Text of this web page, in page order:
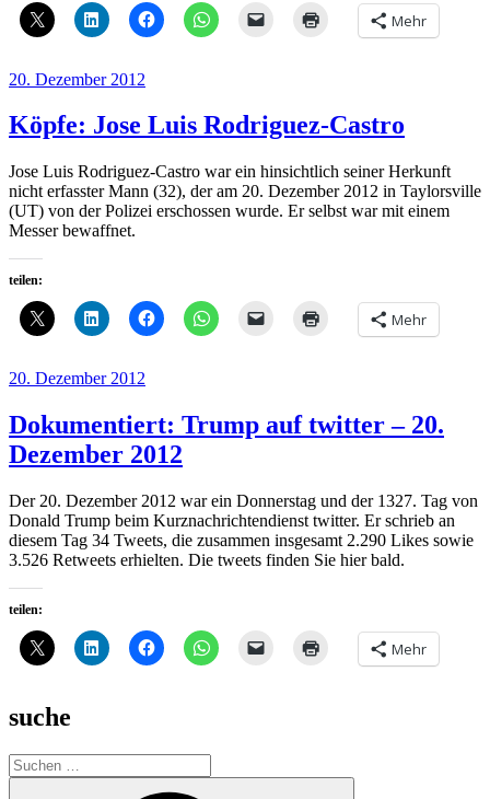
Mehr
Veröffentlicht
20. Dezember 2012
Köpfe: Jose Luis Rodriguez-Castro
Jose Luis Rodriguez-Castro war ein hinsichtlich seiner Herkunft
nicht erfasster Mann (32), der am 20. Dezember 2012 in Taylorsville
(UT) von der Polizei erschossen wurde. Er selbst war mit einem
Messer bewaffnet.
teilen:
Mehr
Veröffentlicht
20. Dezember 2012
Dokumentiert: Trump auf twitter – 20.
Dezember 2012
Der 20. Dezember 2012 war ein Donnerstag und der 1327. Tag von
Donald Trump beim Kurznachrichtendienst twitter. Er schrieb an
diesem Tag 34 Tweets, die zusammen insgesamt 2.290 Likes sowie
3.526 Retweets erhielten. Die tweets finden Sie hier bald.
teilen:
Mehr
suche
Suche
nach: